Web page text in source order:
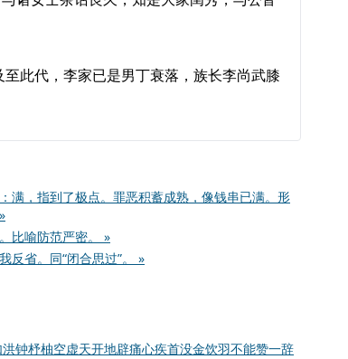
此代，李家已是男丁衰落，族长李尚武膝
满，指到了极点。罪恶积蓄成熟，像钱串已满。形
比喻防范严密。 »
反省。同“闭合思过”。 »
钟杼柚空虚天开地辟痛心疾首没金饮羽不能赞一辞